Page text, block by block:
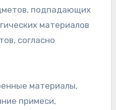
подпадающих
материалов
согласно
материалы,
примеси,